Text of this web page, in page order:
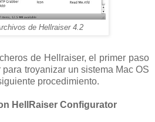
de Hellraiser 4.2
de Hellraiser, el primer paso
troyanizar un sistema Mac OS
procedimiento.
HellRaiser Configurator